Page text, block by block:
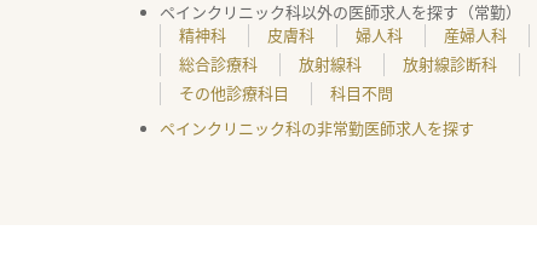
ペインクリニック科以外の医師求人を探す（常勤）
精神科
皮膚科 婦人科 産婦人科
総合診療科
放射線科 放射線診断科
その他診療科目
科目不問
ペインクリニック科の非常勤医師求人を探す